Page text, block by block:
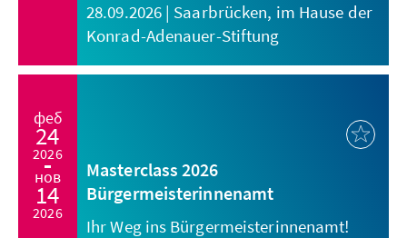
28.09.2026 | Saarbrücken, im Hause der
Konrad-Adenauer-Stiftung
феб
24
2026
нов
14
2026
Masterclass 2026
Bürgermeisterinnenamt
Ihr Weg ins Bürgermeisterinnenamt!